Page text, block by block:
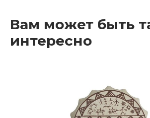
Вам может быть
интересно